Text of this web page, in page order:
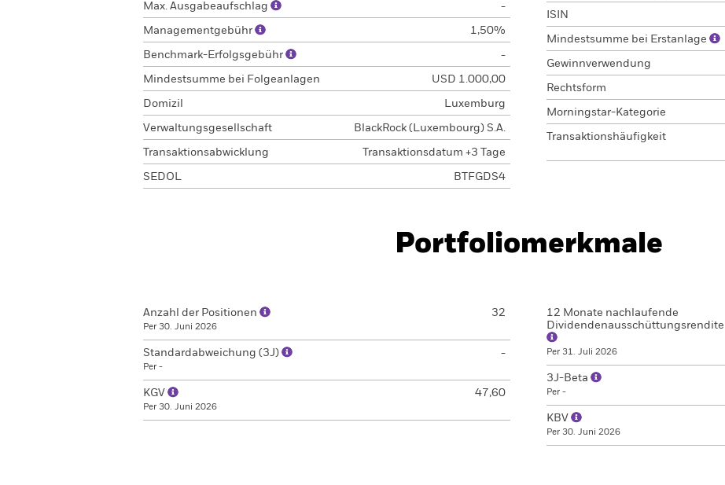
Max. Ausgabeaufschlag -
Managementgebühr 1,50%
Benchmark-Erfolgsgebühr -
Mindestsumme bei Folgeanlagen USD 1.000,00
Domizil Luxemburg
Verwaltungsgesellschaft BlackRock (Luxembourg) S.A.
Transaktionsabwicklung Transaktionsdatum +3 Tage
SEDOL BTFGDS4
ISIN
Mindestsumme bei Erstanlage
Gewinnverwendung
Rechtsform
Morningstar-Kategorie
Transaktionshäufigkeit
Portfoliomerkmale
Anzahl der Positionen
Per 30. Juni 2026
32
Standardabweichung (3J)
Per -
-
KGV
Per 30. Juni 2026
47,60
12 Monate nachlaufende
Dividendenausschüttungsrendite
Per 31. Juli 2026
3J-Beta
Per -
KBV
Per 30. Juni 2026